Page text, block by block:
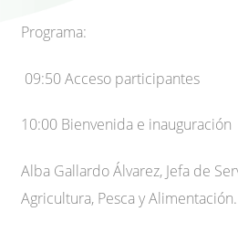
Programa:
09:50 Acceso participantes
10:00 Bienvenida e inauguración
Alba Gallardo Álvarez, Jefa de
Agricultura, Pesca y Alimentación.